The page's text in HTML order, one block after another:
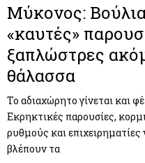
Μύκονος:
«καυτές»
ξαπλώστρες
θάλασσα
Το αδιαχώρητο γίνεται και
Εκρηκτικές παρουσίες,
ρυθμούς και
βλέπουν τα